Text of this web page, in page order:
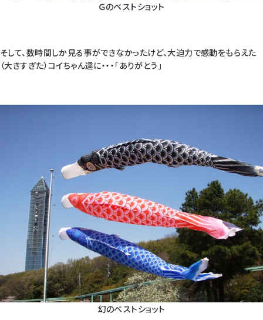
Ｇのベストショット
そして、数時間しか見る事ができなかったけど、大迫力で感動をもらえた
（大きすぎた）コイちゃん達に・・・「ありがとう」
幻のベストショット